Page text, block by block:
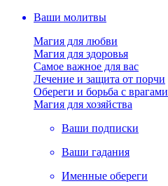
Ваши молитвы
Магия для любви
Магия для здоровья
Самое важное для вас
Лечение и защита от порчи
Обереги и борьба с врагами
Магия для хозяйства
Ваши подписки
Ваши гадания
Именные обереги